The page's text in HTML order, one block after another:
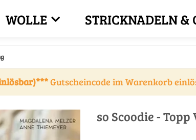
WOLLE STRICKNADELN &
Gutscheincode im Warenkorb
so Scoodie -